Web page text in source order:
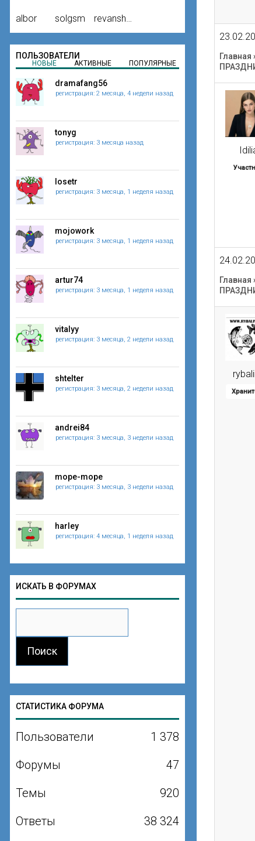
Главная ›
Главная ›
albor solgsm revansh20
ПОЛЬЗОВАТЕЛИ
НОВЫЕ АКТИВНЫЕ ПОПУЛЯРНЫЕ
dramafang56
регистрация: 2 месяца, 4 недели назад
tonyg
регистрация: 3 месяца назад
losetr
регистрация: 3 месяца, 1 неделя назад
mojowork
регистрация: 3 месяца, 1 неделя назад
artur74
регистрация: 3 месяца, 1 неделя назад
vitalyy
регистрация: 3 месяца, 2 недели назад
shtelter
регистрация: 3 месяца, 2 недели назад
andrei84
регистрация: 3 месяца, 3 недели назад
mope-mope
регистрация: 3 месяца, 3 недели назад
harley
регистрация: 4 месяца, 1 неделя назад
ИСКАТЬ В ФОРУМАХ
СТАТИСТИКА ФОРУМА
Пользователи
1 378
Форумы
47
Темы
920
Ответы
38 324